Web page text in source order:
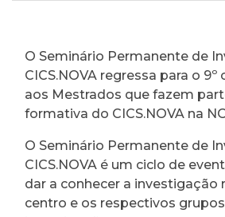
O Seminário Permanente de
CICS.NOVA regressa para o
aos Mestrados que fazem
formativa do CICS.NOVA na
O Seminário Permanente de
CICS.NOVA é um ciclo de
dar a conhecer a investigação
centro e os respectivos